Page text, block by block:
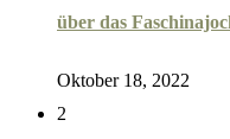
über das
Oktober 18, 2022
2